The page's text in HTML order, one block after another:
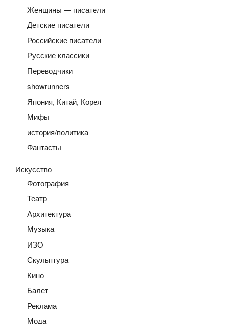
Женщины — писатели
Детские писатели
Российские писатели
Русские классики
Переводчики
showrunners
Япония, Китай, Корея
Мифы
история/политика
Фантасты
Искусство
Фотография
Театр
Архитектура
Музыка
ИЗО
Скульптура
Кино
Балет
Реклама
Мода